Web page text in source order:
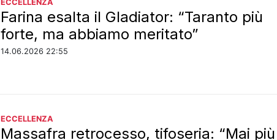
ECCELLENZA
Farina esalta il Gladiator: “Taranto più
forte, ma abbiamo meritato”
14.06.2026 22:55
ECCELLENZA
Massafra retrocesso, tifoseria: “Mai più